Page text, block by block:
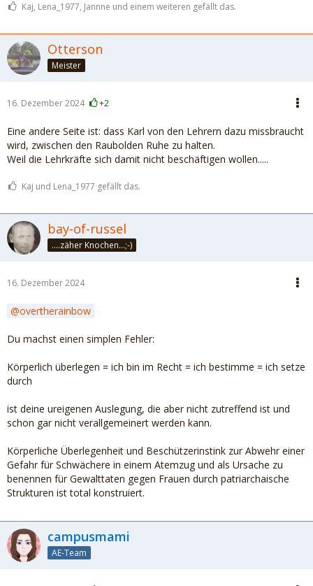
Kaj, Lena_1977, Jannne und einem weiteren gefällt das.
Otterson
Meister
16. Dezember 2024 +2
Eine andere Seite ist: dass Karl von den Lehrern dazu missbraucht
wird, zwischen den Raubolden Ruhe zu halten.
Weil die Lehrkräfte sich damit nicht beschäftigen wollen.....
Kaj und Lena_1977 gefällt das.
bay-of-russel
....zäher Knochen...;-)
16. Dezember 2024
overtherainbow
Du machst einen simplen Fehler:
Körperlich überlegen = ich bin im Recht = ich bestimme = ich setze
durch
ist deine ureigenen Auslegung, die aber nicht zutreffend ist und
schon gar nicht verallgemeinert werden kann.
Körperliche Überlegenheit und Beschützerinstink zur Abwehr einer
Gefahr für Schwächere in einem Atemzug und als Ursache zu
benennen für Gewalttaten gegen Frauen durch patriarchaische
Strukturen ist total konstruiert.
campusmami
AE-Team